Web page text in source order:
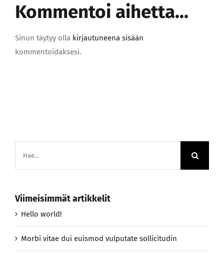
Kommentoi aihetta...
Sinun täytyy olla kirjautuneena sisään
kommentoidaksesi.
Viimeisimmät artikkelit
Hello world!
Morbi vitae dui euismod vulputate sollicitudin